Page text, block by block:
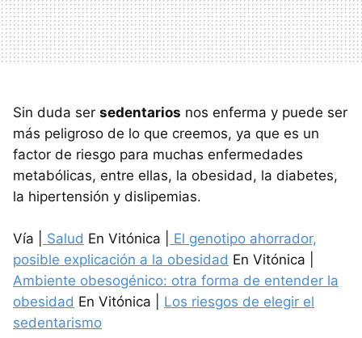
Sin duda ser sedentarios nos enferma y puede ser
más peligroso de lo que creemos, ya que es un
factor de riesgo para muchas enfermedades
metabólicas, entre ellas, la obesidad, la diabetes,
la hipertensión y dislipemias.
Vía | Salud En Vitónica |
El genotipo ahorrador,
posible explicación a la obesidad En Vitónica |
Ambiente obesogénico: otra forma de entender la
obesidad En Vitónica | Los riesgos de elegir el
sedentarismo